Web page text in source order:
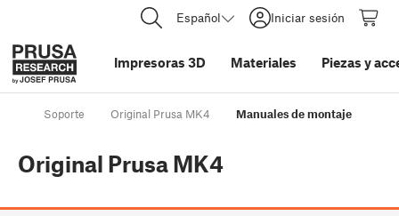
Español Iniciar sesión
Impresoras 3D Materiales Piezas y
Soporte Original Prusa MK4 Manuales de montaje
Original Prusa MK4